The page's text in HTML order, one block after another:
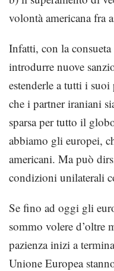
volontà americana fra
Infatti, con la
introdurre nuove
estenderle a tutti i
che i partner iraniani
sparsa per tutto il
abbiamo gli europei,
americani. Ma può
condizioni unilaterali
Se fino ad oggi gli
sommo volere d’oltre
pazienza inizi a
Unione Europea